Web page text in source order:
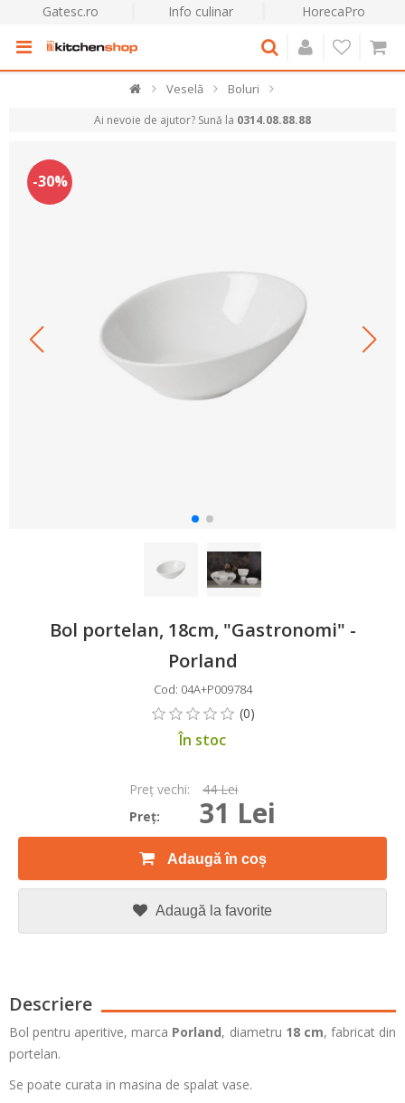
Gatesc.ro Info culinar HorecaPro
Veselă Boluri
Ai nevoie de ajutor? Sună la 0314.08.88.88
-30%
Bol portelan, 18cm, "Gastronomi" -
Porland
Cod: 04A+P009784
În stoc
Preţ vechi:
44 Lei
Preţ:
31 Lei
Adaugă în coș
Adaugă la favorite
Descriere
Bol pentru aperitive, marca Porland, diametru 18 cm, fabricat din
portelan.
Se poate curata in masina de spalat vase.